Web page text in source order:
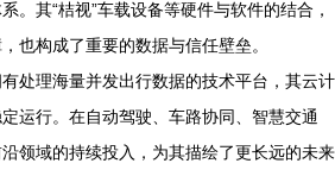
。其“桔视”车载设备等硬件与软件的结合，
也构成了重要的数据与信任壁垒。
有处理海量并发出行数据的技术平台，其云计
运行。在自动驾驶、车路协同、智慧交通
沿领域的持续投入，为其描绘了更长远的未来